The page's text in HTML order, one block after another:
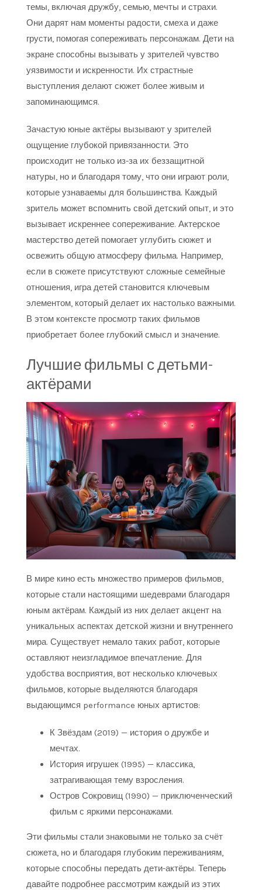
темы, включая дружбу, семью, мечты и страхи.
Они дарят нам моменты радости, смеха и даже
грусти, помогая сопереживать персонажам. Дети на
экране способны вызывать у зрителей чувство
уязвимости и искренности. Их страстные
выступления делают сюжет более живым и
запоминающимся.
Зачастую юные актёры вызывают у зрителей
ощущение глубокой привязанности. Это
происходит не только из-за их беззащитной
натуры, но и благодаря тому, что они играют роли,
которые узнаваемы для большинства. Каждый
зритель может вспомнить свой детский опыт, и это
вызывает искреннее сопереживание. Актерское
мастерство детей помогает углубить сюжет и
освежить общую атмосферу фильма. Например,
если в сюжете присутствуют сложные семейные
отношения, игра детей становится ключевым
элементом, который делает их настолько важными.
В этом контексте просмотр таких фильмов
приобретает более глубокий смысл и значение.
Лучшие фильмы с детьми-
актёрами
В мире кино есть множество примеров фильмов,
которые стали настоящими шедеврами благодаря
юным актёрам. Каждый из них делает акцент на
уникальных аспектах детской жизни и внутреннего
мира. Существует немало таких работ, которые
оставляют неизгладимое впечатление. Для
удобства восприятия, вот несколько ключевых
фильмов, которые выделяются благодаря
выдающимся performance юных артистов:
К Звёздам (2019) — история о дружбе и
мечтах.
История игрушек (1995) — классика,
затрагивающая тему взросления.
Остров Сокровищ (1990) — приключенческий
фильм с яркими персонажами.
Эти фильмы стали знаковыми не только за счёт
сюжета, но и благодаря глубоким переживаниям,
которые способны передать дети-актёры. Теперь
давайте подробнее рассмотрим каждый из этих